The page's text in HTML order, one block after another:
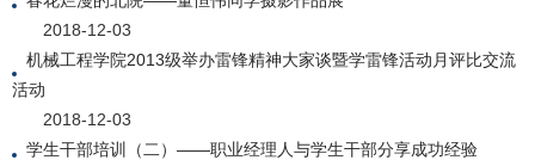
2018-12-03
机械工程学院2013级举办雷锋精神大家谈暨学雷锋活动月评比交流
活动
2018-12-03
学生干部培训（二）——职业经理人与学生干部分享成功经验